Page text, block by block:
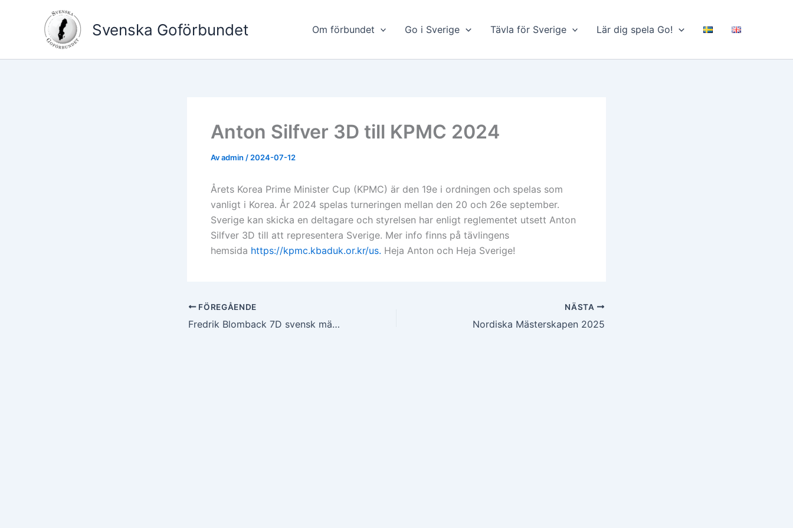
Svenska Goförbundet Om förbundet Go i Sverige Tävla för Sverige Lär dig spela Go!
Anton Silfver 3D till KPMC 2024
Avadmin / 2024-07-12
Årets Korea Prime Minister Cup (KPMC) är den 19e i ordningen och spelas som
vanligt i Korea. År 2024 spelas turneringen mellan den 20 och 26e september.
Sverige kan skicka en deltagare och styrelsen har enligt reglementet utsett Anton
Silfver 3D till att representera Sverige. Mer info finns på tävlingens
hemsida https://kpmc.kbaduk.or.kr/us. Heja Anton och Heja Sverige!
FÖREGÅENDE
Fredrik Blomback 7D svensk mästare 2024
NÄSTA
Nordiska Mästerskapen 2025